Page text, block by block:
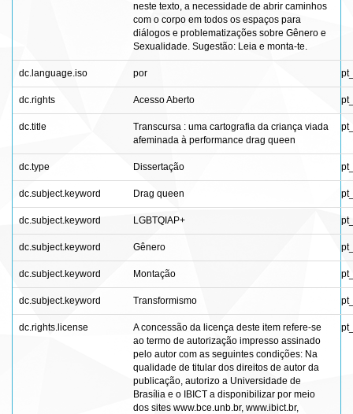
neste texto, a necessidade de abrir caminhos
com o corpo em todos os espaços para
diálogos e problematizações sobre Gênero e
Sexualidade. Sugestão: Leia e monta-te.
dc.language.iso por
dc.rights Acesso Aberto
dc.title
Transcursa : uma cartografia da criança viada
afeminada à performance drag queen
dc.type Dissertação
dc.subject.keyword Drag queen
dc.subject.keyword LGBTQIAP+
dc.subject.keyword Gênero
dc.subject.keyword Montação
dc.subject.keyword Transformismo
dc.rights.license
A concessão da licença deste item refere-se
ao termo de autorização impresso assinado
pelo autor com as seguintes condições: Na
qualidade de titular dos direitos de autor da
publicação, autorizo a Universidade de
Brasília e o IBICT a disponibilizar por meio
dos sites www.bce.unb.br, www.ibict.br,